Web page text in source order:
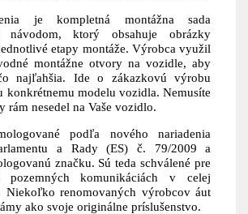
je kompletná montážna sada
návodom, ktorý obsahuje obrázky
etapy montáže. Výrobca využil
montážne otvory na vozidle, aby
najľahšia. Ide o zákazkovú výrobu
konkrétnemu modelu vozidla. Nemusíte
rám nesedel na Vaše vozidlo.
podľa nového nariadenia
a Rady (ES) č. 79/2009 a
značku. Sú teda schválené pre
pozemných komunikáciách v celej
Niekoľko renomovaných výrobcov áut
ako svoje originálne príslušenstvo.